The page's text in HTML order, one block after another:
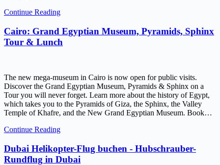
Continue Reading
Cairo: Grand Egyptian Museum, Pyramids, Sphinx
Tour & Lunch
The new mega-museum in Cairo is now open for public visits.
Discover the Grand Egyptian Museum, Pyramids & Sphinx on a
Tour you will never forget. Learn more about the history of Egypt,
which takes you to the Pyramids of Giza, the Sphinx, the Valley
Temple of Khafre, and the New Grand Egyptian Museum. Book…
Continue Reading
Dubai Helikopter-Flug buchen - Hubschrauber-
Rundflug in Dubai